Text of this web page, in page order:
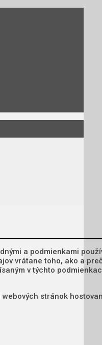
a podmienkami
vrátane toho, ako a
v týchto
stránok